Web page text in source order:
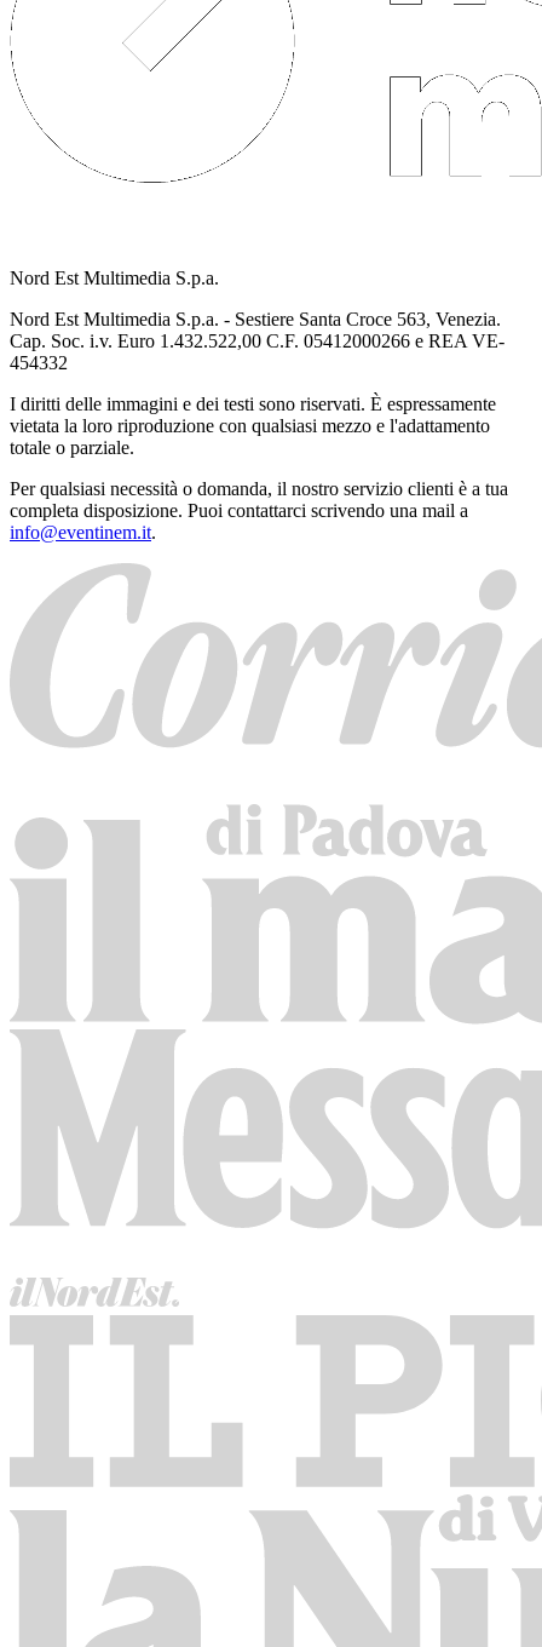
Nord Est Multimedia S.p.a.
Nord Est Multimedia S.p.a. - Sestiere Santa Croce 563, Venezia.
Cap. Soc. i.v. Euro 1.432.522,00 C.F. 05412000266 e REA VE-
454332
I diritti delle immagini e dei testi sono riservati. È espressamente
vietata la loro riproduzione con qualsiasi mezzo e l'adattamento
totale o parziale.
Per qualsiasi necessità o domanda, il nostro servizio clienti è a tua
completa disposizione. Puoi contattarci scrivendo una mail a
info@eventinem.it.